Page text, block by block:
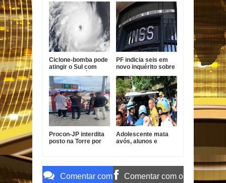
jovens no Brasil
EUA
Ciclone-bomba pode
atingir o Sul com
km/h
PF indicia seis em
novo inquérito sobre
no INSS
Procon-JP interdita
posto na Torre por
Adolescente mata
avós, alunos e
Comentar com Comentar com o